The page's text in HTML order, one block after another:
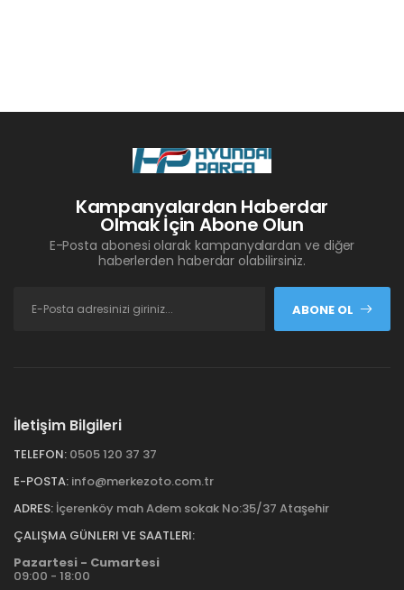
Kampanyalardan Haberdar
Olmak İçin Abone Olun
E-Posta abonesi olarak kampanyalardan ve diğer
haberlerden haberdar olabilirsiniz.
ABONE OL
İletişim Bilgileri
TELEFON: 0505 120 37 37
E-POSTA: info@merkezoto.com.tr
ADRES: İçerenköy mah Adem sokak No:35/37 Ataşehir
ÇALIŞMA GÜNLERI VE SAATLERI:
Pazartesi - Cumartesi
09:00 - 18:00